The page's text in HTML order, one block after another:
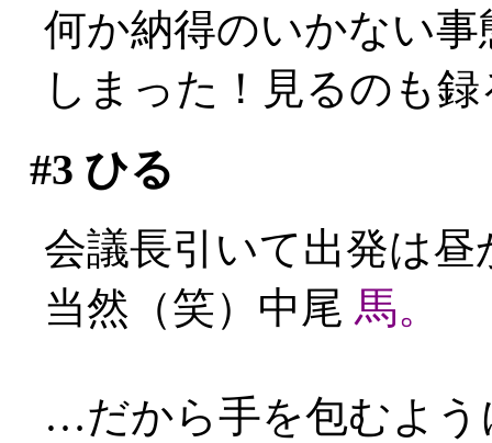
何か納得のいかない
しまった！見るのも
#3 ひる
会議長引いて出発は昼
当然（笑）中尾 馬。
…だから手を包むよう